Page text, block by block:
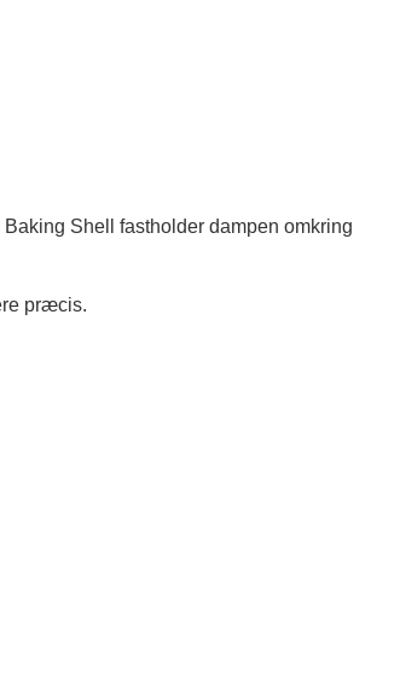
Shell fastholder dampen omkring
præcis.